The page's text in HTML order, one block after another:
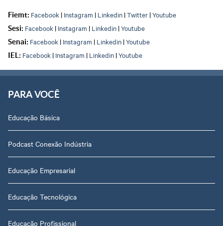
Fiemt: Facebook | Instagram | Linkedin |Twitter |Youtube
Sesi: Facebook | Instagram | Linkedin |Youtube
Senai: Facebook | Instagram | Linkedin |Youtube
IEL: Facebook | Instagram | Linkedin |Youtube
PARA VOCÊ
Educação Básica
Podcast Conexão Indústria
Educação Empresarial
Educação Tecnológica
Educação Profissional